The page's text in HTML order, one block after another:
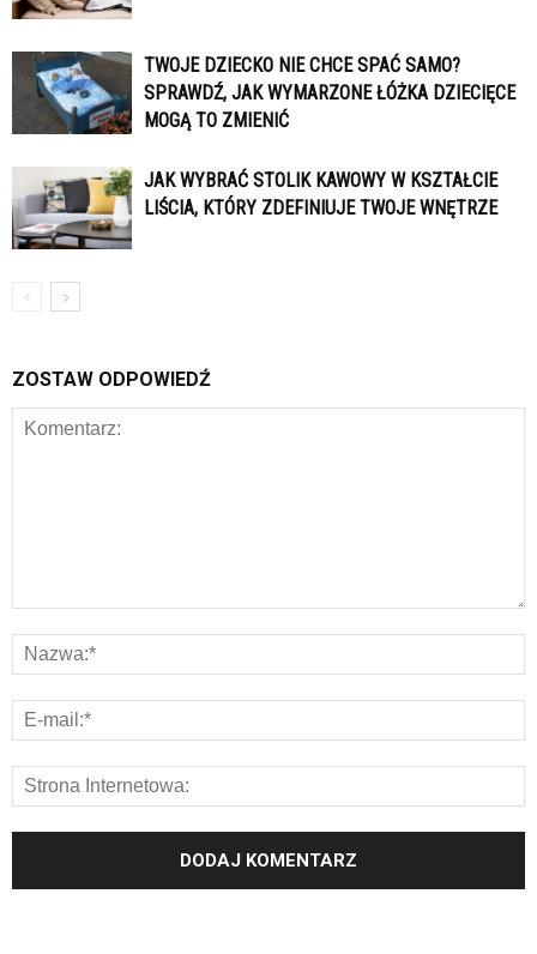
TWOJE DZIECKO NIE CHCE SPAĆ SAMO?
SPRAWDŹ, JAK WYMARZONE ŁÓŻKA DZIECIĘCE
MOGĄ TO ZMIENIĆ
JAK WYBRAĆ STOLIK KAWOWY W KSZTAŁCIE
LIŚCIA, KTÓRY ZDEFINIUJE TWOJE WNĘTRZE
ZOSTAW ODPOWIEDŹ